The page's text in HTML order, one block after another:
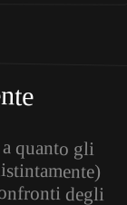
quanto gli
degli
he-
da’,
cosa già ce
Per ogni